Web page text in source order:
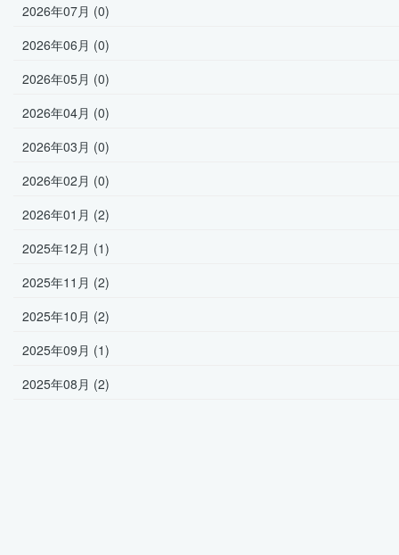
2026年07月 (0)
2026年06月 (0)
2026年05月 (0)
2026年04月 (0)
2026年03月 (0)
2026年02月 (0)
2026年01月 (2)
2025年12月 (1)
2025年11月 (2)
2025年10月 (2)
2025年09月 (1)
2025年08月 (2)